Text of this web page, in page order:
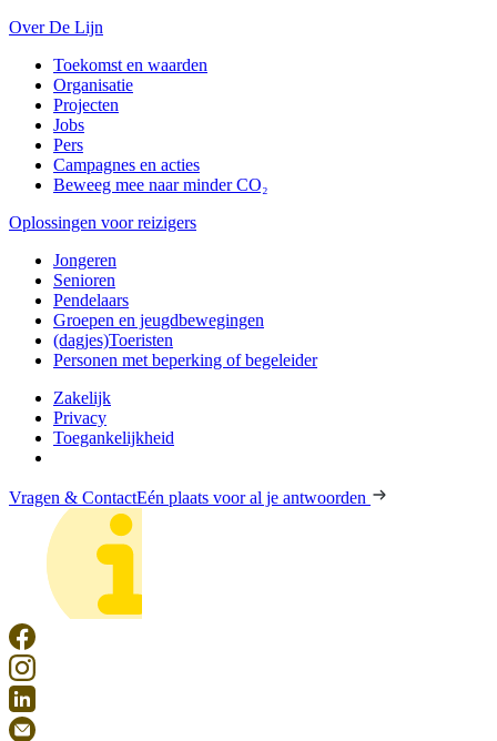
Over De Lijn
Toekomst en waarden
Organisatie
Projecten
Jobs
Pers
Campagnes en acties
Beweeg mee naar minder CO₂
Oplossingen voor reizigers
Jongeren
Senioren
Pendelaars
Groepen en jeugdbewegingen
(dagjes)Toeristen
Personen met beperking of begeleider
Zakelijk
Privacy
Toegankelijkheid
Vragen & ContactEén plaats voor al je antwoorden